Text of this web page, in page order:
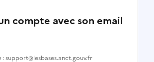
compte avec son email
support@lesbases.anct.gouv.fr